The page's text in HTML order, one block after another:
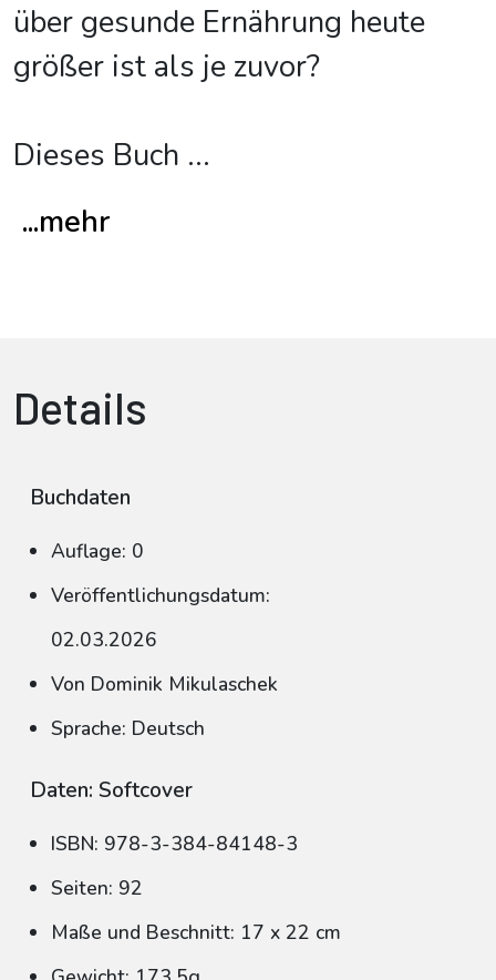
über gesunde Ernährung heute
größer ist als je zuvor?
Dieses Buch ...
...mehr
Details
Buchdaten
Auflage: 0
Veröffentlichungsdatum:
02.03.2026
Von Dominik Mikulaschek
Sprache: Deutsch
Daten: Softcover
ISBN: 978-3-384-84148-3
Seiten: 92
Maße und Beschnitt: 17 x 22 cm